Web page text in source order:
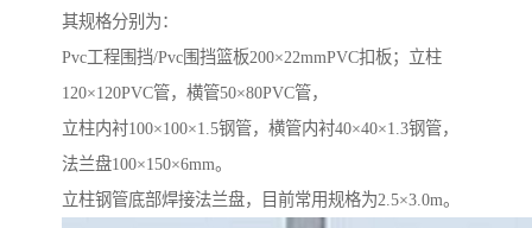
其规格分别为：
Pvc工程围挡/Pvc围挡篮板200×22mmPVC扣板；立柱
120×120PVC管，横管50×80PVC管，
立柱内衬100×100×1.5钢管，横管内衬40×40×1.3钢管，
法兰盘100×150×6mm。
立柱钢管底部焊接法兰盘，目前常用规格为2.5×3.0m。